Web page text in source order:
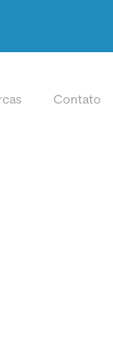
Contato